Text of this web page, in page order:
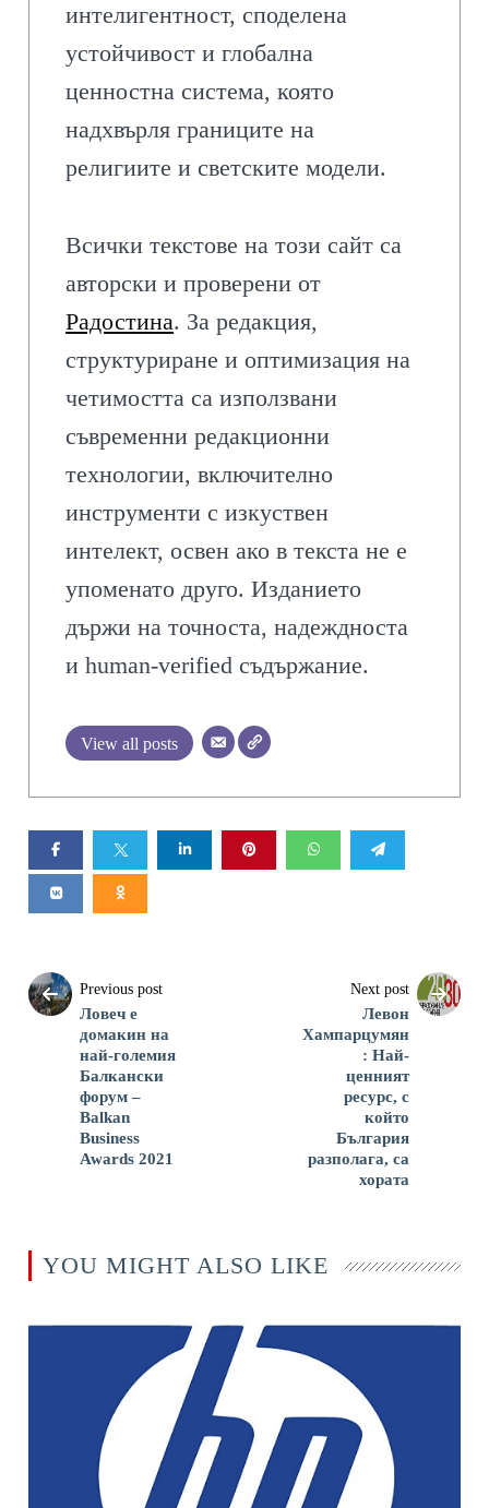
интелигентност, споделена
устойчивост и глобална
ценностна система, която
надхвърля границите на
религиите и светските модели.
Всички текстове на този сайт са
авторски и проверени от
Радостина. За редакция,
структуриране и оптимизация на
четимостта са използвани
съвременни редакционни
технологии, включително
инструменти с изкуствен
интелект, освен ако в текста не е
упоменато друго. Изданието
държи на точноста, надеждноста
и human-verified съдържание.
View all posts
Previous post
Ловеч е
домакин на
най-големия
Балкански
форум –
Balkan
Business
Awards 2021
Next post
Левон
Хампарцумян
: Най-
ценният
ресурс, с
който
България
разполага, са
хората
YOU MIGHT ALSO LIKE